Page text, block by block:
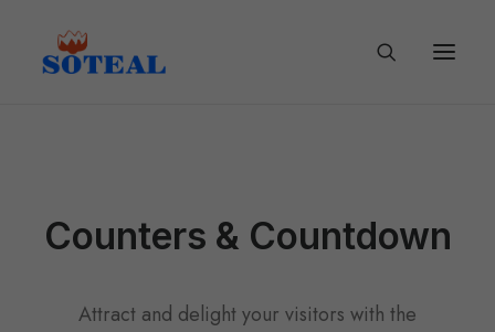
Counters & Countdown
Attract and delight your visitors with the